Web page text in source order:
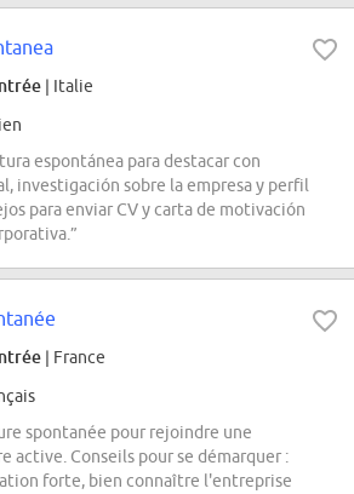
| Italie
espontánea para destacar con
investigación sobre la empresa y perfil
para enviar CV y carta de motivación
| France
spontanée pour rejoindre une
active. Conseils pour se démarquer :
forte, bien connaître l'entreprise